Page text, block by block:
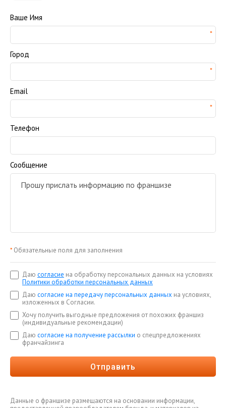
Ваше Имя
Город
Email
Телефон
Сообщение
* Обязательные поля для заполнения
Даю согласие на обработку персональных данных на условиях
Политики обработки персональных данных
Даю согласие на передачу персональных данных на условиях,
изложенных в Согласии.
Хочу получить выгодные предложения от похожих франшиз
(индивидуальные рекомендации)
Даю согласие на получение рассылки о спецпредложениях
франчайзинга
Отправить
Данные о франшизе размещаются на основании информации,